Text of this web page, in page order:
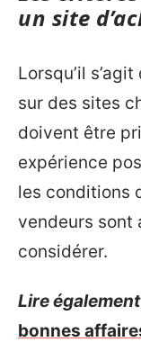
un site
Lorsqu’il
sur des sites
doivent être
expérience
les conditions
vendeurs sont
considérer.
Lire
bonnes